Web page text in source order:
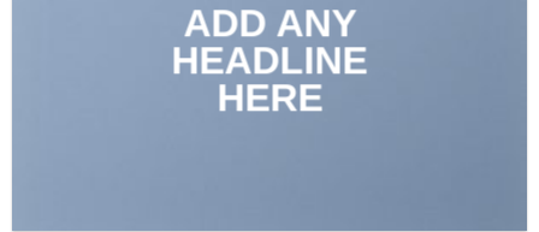
ADD ANY
HEADLINE
HERE